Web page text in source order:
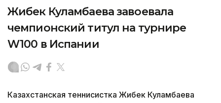
Жибек Куламбаева завоевала
чемпионский титул на турнире
W100 в Испании
Казахстанская теннисистка Жибек Куламбаева